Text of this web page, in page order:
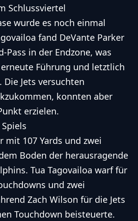
Schlussviertel
wurde es noch einmal
fand DeVante Parker
Pass in der Endzone, was
Führung und letztlich
Die Jets versuchten
konnten aber
erzielen.
mit 107 Yards und zwei
Boden der herausragende
Tua Tagovailoa warf für
und zwei
Zach Wilson für die Jets
Touchdown beisteuerte.